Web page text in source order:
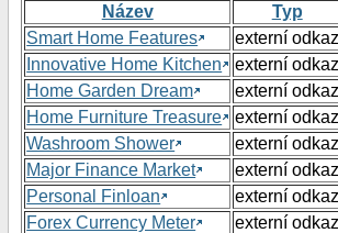
Název
Typ
Smart Home Features
externí odkaz
Innovative Home Kitchen
externí odkaz
Home Garden Dream
externí odkaz
Home Furniture Treasure
externí odkaz
Washroom Shower
externí odkaz
Major Finance Market
externí odkaz
Personal Finloan
externí odkaz
Forex Currency Meter
externí odkaz